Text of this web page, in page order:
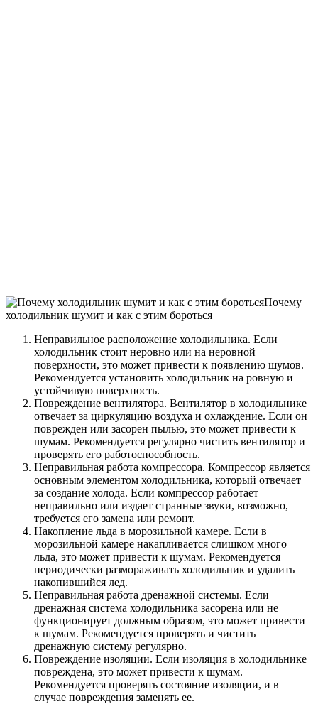
Почему
холодильник шумит и как с этим бороться
Неправильное расположение холодильника. Если
холодильник стоит неровно или на неровной
поверхности, это может привести к появлению шумов.
Рекомендуется установить холодильник на ровную и
устойчивую поверхность.
Повреждение вентилятора. Вентилятор в холодильнике
отвечает за циркуляцию воздуха и охлаждение. Если он
поврежден или засорен пылью, это может привести к
шумам. Рекомендуется регулярно чистить вентилятор и
проверять его работоспособность.
Неправильная работа компрессора. Компрессор является
основным элементом холодильника, который отвечает
за создание холода. Если компрессор работает
неправильно или издает странные звуки, возможно,
требуется его замена или ремонт.
Накопление льда в морозильной камере. Если в
морозильной камере накапливается слишком много
льда, это может привести к шумам. Рекомендуется
периодически размораживать холодильник и удалить
накопившийся лед.
Неправильная работа дренажной системы. Если
дренажная система холодильника засорена или не
функционирует должным образом, это может привести
к шумам. Рекомендуется проверять и чистить
дренажную систему регулярно.
Повреждение изоляции. Если изоляция в холодильнике
повреждена, это может привести к шумам.
Рекомендуется проверять состояние изоляции, и в
случае повреждения заменять ее.